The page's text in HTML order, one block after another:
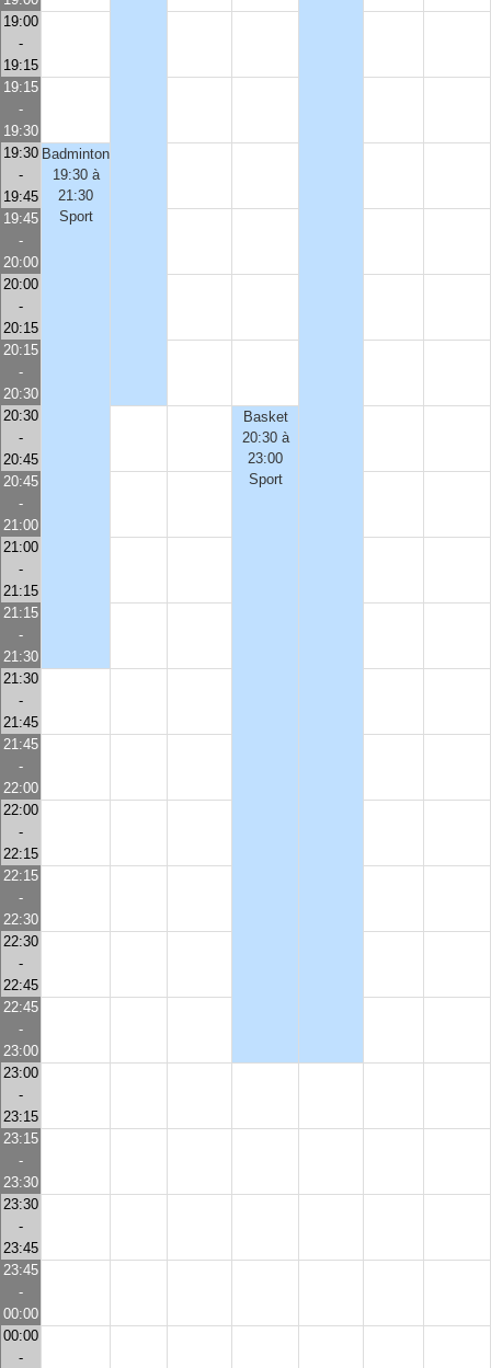
19:00
-
19:15
19:15
-
19:30
19:30
-
19:45
Badminton
19:30 à
21:30
Sport
19:45
-
20:00
20:00
-
20:15
20:15
-
20:30
20:30
-
20:45
Basket
20:30 à
23:00
Sport
20:45
-
21:00
21:00
-
21:15
21:15
-
21:30
21:30
-
21:45
21:45
-
22:00
22:00
-
22:15
22:15
-
22:30
22:30
-
22:45
22:45
-
23:00
23:00
-
23:15
23:15
-
23:30
23:30
-
23:45
23:45
-
00:00
00:00
-